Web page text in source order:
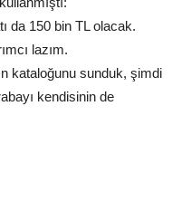
da 150 bin TL olacak.
lazım.
kataloğunu sunduk, şimdi
kendisinin de